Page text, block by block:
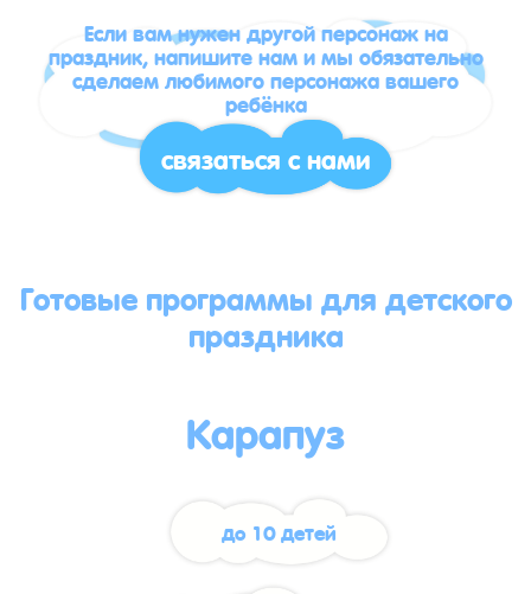
Если вам нужен другой персонаж на
праздник, напишите нам и мы обязательно
сделаем любимого персонажа вашего
ребёнка
связаться с нами
Готовые программы для детского
праздника
Карапуз
до 10 детей